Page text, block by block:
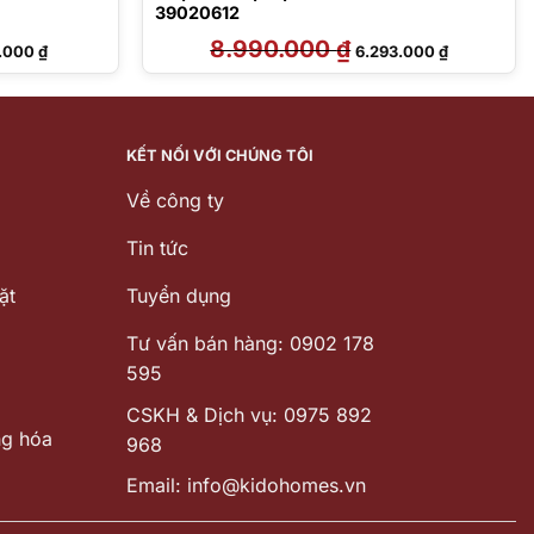
₫Giá
hiện
tại
5.683.000 ₫.
39020612
8.990.000₫ Giá
gốc
là:
6.293.000₫Giá
hiện
tại
6.293.000
hóa
KẾT NỐI VỚI CHÚNG TÔI
Về công ty
Tin tức
Tuyển dụng
Tư vấn bán hàng: 0902 178
595
CSKH & Dịch vụ: 0975 892
968
Email: info@kidohomes.vn